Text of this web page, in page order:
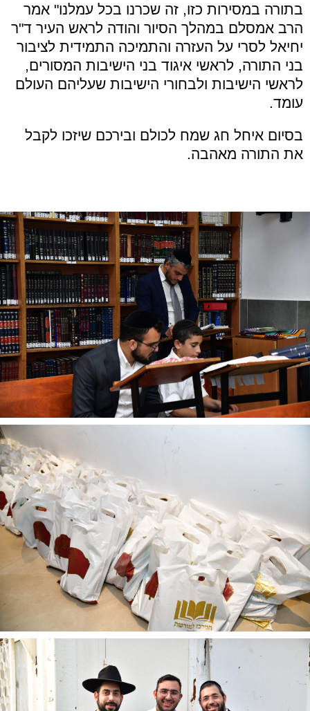
בתורה במסירות כזו, זה שכרנו בכל עמלנו" אמר
הרב אמסלם במהלך הסיור והודה לראש העיר ד"ר
יחיאל לסרי על העזרה והתמיכה התמידית לציבור
בני התורה, לראשי איגוד בני הישיבות המסורים,
לראשי הישיבות ולבחורי הישיבות שעליהם העולם
עומד.
בסיום איחל חג שמח לכולם ובירכם שיזכו לקבל
את התורה מאהבה.